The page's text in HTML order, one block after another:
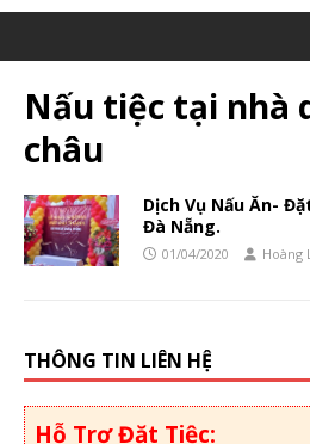
Nấu tiệc tại nhà
châu
Dịch Vụ Nấu Ăn-
Đà Nẵng.
01/04/2020 Hoàng
THÔNG TIN LIÊN HỆ
Hỗ Trợ Đặt Tiệc: